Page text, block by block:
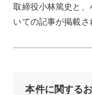
取締役小林篤史と
いての記事が掲載さ
本件に関する